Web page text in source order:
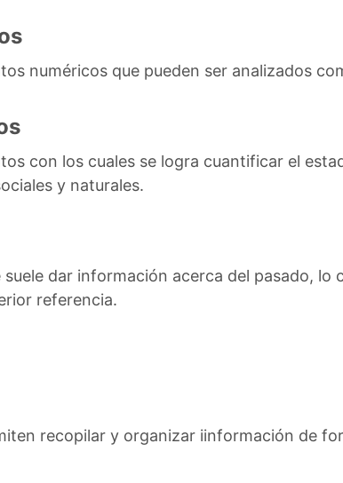
numéricos que pueden ser analizados
con los cuales se logra cuantificar el
y naturales.
suele dar información acerca del pasado,
referencia.
recopilar y organizar iinformación de